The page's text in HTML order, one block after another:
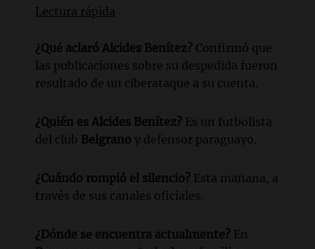
Lectura rápida
¿Qué aclaró Alcides Benítez? Confirmó que
las publicaciones sobre su despedida fueron
resultado de un ciberataque a su cuenta.
¿Quién es Alcides Benítez? Es un futbolista
del club Belgrano y defensor paraguayo.
¿Cuándo rompió el silencio? Esta mañana, a
través de sus canales oficiales.
¿Dónde se encuentra actualmente? En